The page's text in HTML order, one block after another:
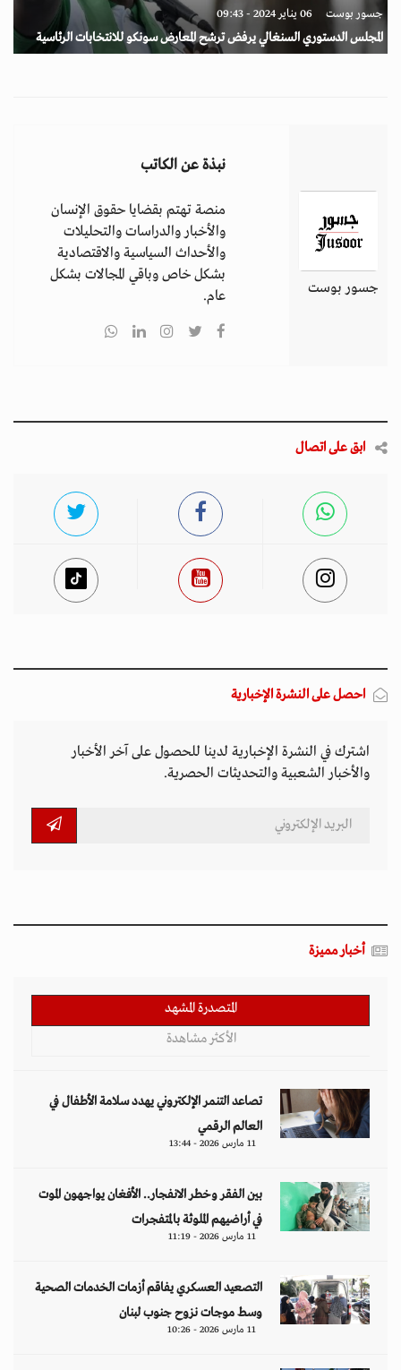
جسور بوست 06 يناير 2024 - 09:43
المجلس الدستوري السنغالي يرفض ترشح المعارض سونكو للانتخابات الرئاسية
جسور بوست
نبذة عن الكاتب
منصة تهتم بقضايا حقوق الإنسان
والأخبار والدراسات والتحليلات
والأحداث السياسية والاقتصادية
بشكل خاص وباقي المجالات بشكل
عام.
ابق على اتصال
احصل على النشرة الإخبارية
اشترك في النشرة الإخبارية لدينا للحصول على آخر الأخبار
والأخبار الشعبية والتحديثات الحصرية.
أخبار مميزة
المتصدرة المشهد
الأكثر مشاهدة
تصاعد التنمر الإلكتروني يهدد سلامة الأطفال في
العالم الرقمي
11 مارس 2026 - 13:44
بين الفقر وخطر الانفجار.. الأفغان يواجهون الموت
في أراضيهم الملوثة بالمتفجرات
11 مارس 2026 - 11:19
التصعيد العسكري يفاقم أزمات الخدمات الصحية
وسط موجات نزوح جنوب لبنان
11 مارس 2026 - 10:26